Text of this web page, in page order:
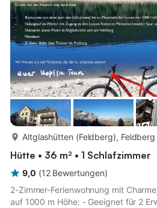
Ihnen gegen Aufpreis zur Verfügung.
eigene Zugang z...
Altglashütten (Feldberg), Feldberg
Hütte • 36 m² • 1 Schlafzimmer
9,0 (12 Bewertungen)
2-Zimmer-Ferienwohnung mit
auf 1000 m Höhe: - Geeignet für 2